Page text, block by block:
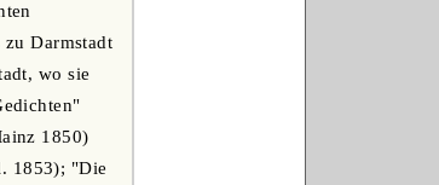
Darmstadt
wo sie
1850)
1853); "Die